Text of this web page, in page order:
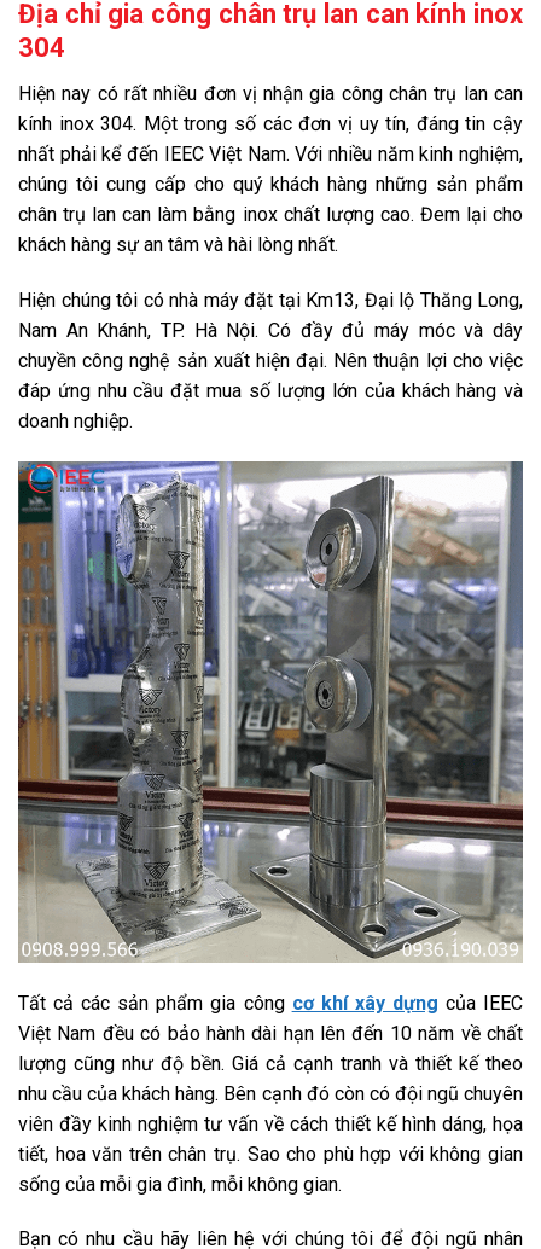
Địa chỉ gia công chân trụ lan can kính inox
304
Hiện nay có rất nhiều đơn vị nhận gia công chân trụ lan can
kính inox 304. Một trong số các đơn vị uy tín, đáng tin cậy
nhất phải kể đến IEEC Việt Nam. Với nhiều năm kinh nghiệm,
chúng tôi cung cấp cho quý khách hàng những sản phẩm
chân trụ lan can làm bằng inox chất lượng cao. Đem lại cho
khách hàng sự an tâm và hài lòng nhất.
Hiện chúng tôi có nhà máy đặt tại Km13, Đại lộ Thăng Long,
Nam An Khánh, TP. Hà Nội. Có đầy đủ máy móc và dây
chuyền công nghệ sản xuất hiện đại. Nên thuận lợi cho việc
đáp ứng nhu cầu đặt mua số lượng lớn của khách hàng và
doanh nghiệp.
Tất cả các sản phẩm gia công cơ khí xây dựng của IEEC
Việt Nam đều có bảo hành dài hạn lên đến 10 năm về chất
lượng cũng như độ bền. Giá cả cạnh tranh và thiết kế theo
nhu cầu của khách hàng. Bên cạnh đó còn có đội ngũ chuyên
viên đầy kinh nghiệm tư vấn về cách thiết kế hình dáng, họa
tiết, hoa văn trên chân trụ. Sao cho phù hợp với không gian
sống của mỗi gia đình, mỗi không gian.
Bạn có nhu cầu hãy liên hệ với chúng tôi để đội ngũ nhân